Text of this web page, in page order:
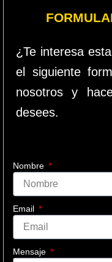
¿Te interesa
el siguiente
nosotros y
desees.
Nombre
Email
Mensaje